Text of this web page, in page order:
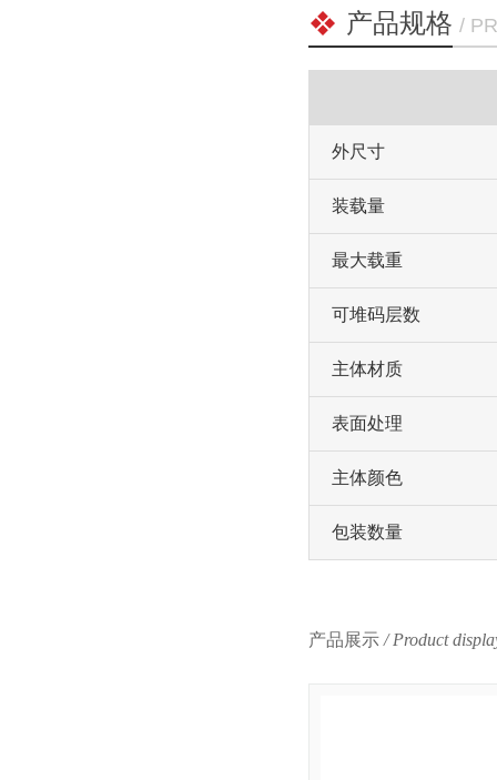
产品规格 /
外尺寸
装载量
最大载重
可堆码层数
主体材质
表面处理
主体颜色
包装数量
产品展示 / Product